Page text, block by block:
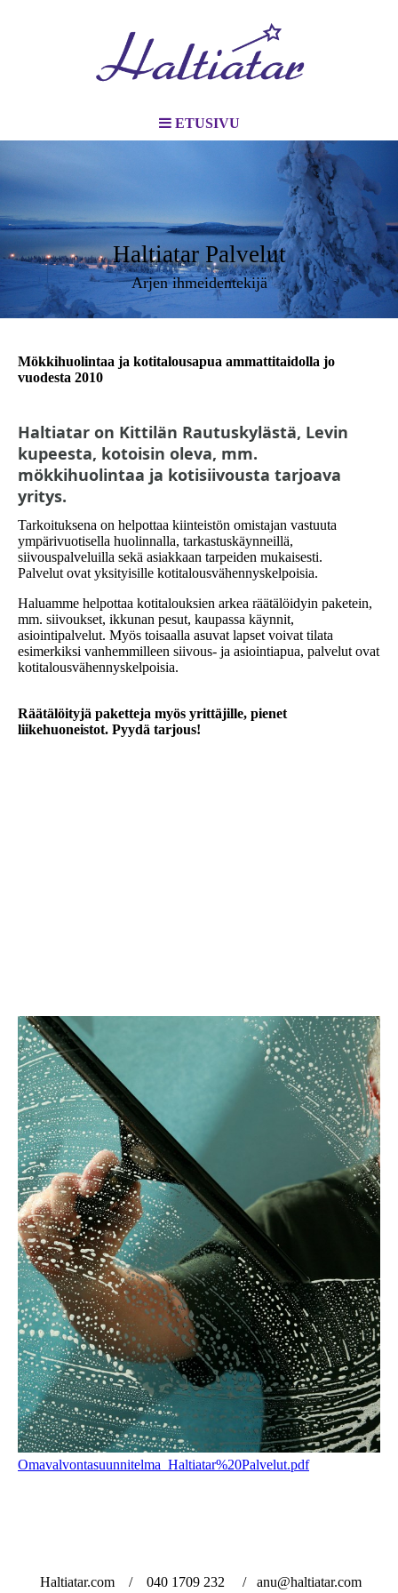
ETUSIVU
Haltiatar Palvelut
Arjen ihmeidentekijä
Mökkihuolintaa ja kotitalousapua ammattitaidolla jo
vuodesta 2010
Haltiatar on Kittilän Rautuskylästä, Levin
kupeesta, kotoisin oleva, mm.
mökkihuolintaa ja kotisiivousta tarjoava
yritys.
Tarkoituksena on helpottaa kiinteistön omistajan vastuuta
ympärivuotisella huolinnalla, tarkastuskäynneillä,
siivouspalveluilla sekä asiakkaan tarpeiden mukaisesti.
Palvelut ovat yksityisille kotitalousvähennyskelpoisia.
Haluamme helpottaa kotitalouksien arkea räätälöidyin paketein,
mm. siivoukset, ikkunan pesut, kaupassa käynnit,
asiointipalvelut. Myös toisaalla asuvat lapset voivat tilata
esimerkiksi vanhemmilleen siivous- ja asiointiapua, palvelut ovat
kotitalousvähennyskelpoisia.
Räätälöityjä paketteja myös yrittäjille, pienet
liikehuoneistot. Pyydä tarjous!
Omavalvontasuunnitelma_Haltiatar%20Palvelut.pdf
Haltiatar.com / 040 1709 232 / anu@haltiatar.com